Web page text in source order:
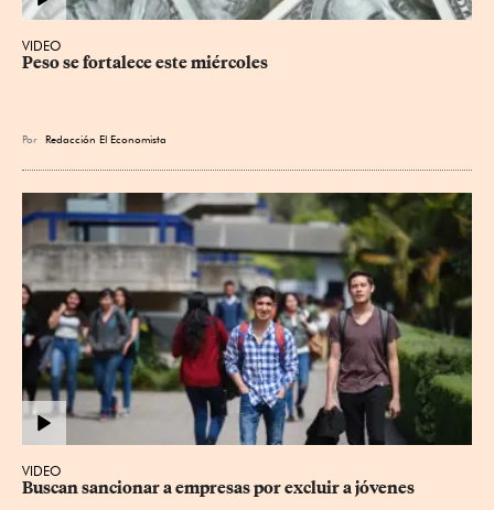
VIDEO
Peso se fortalece este miércoles
Por Redacción El Economista
VIDEO
Buscan sancionar a empresas por excluir a jóvenes